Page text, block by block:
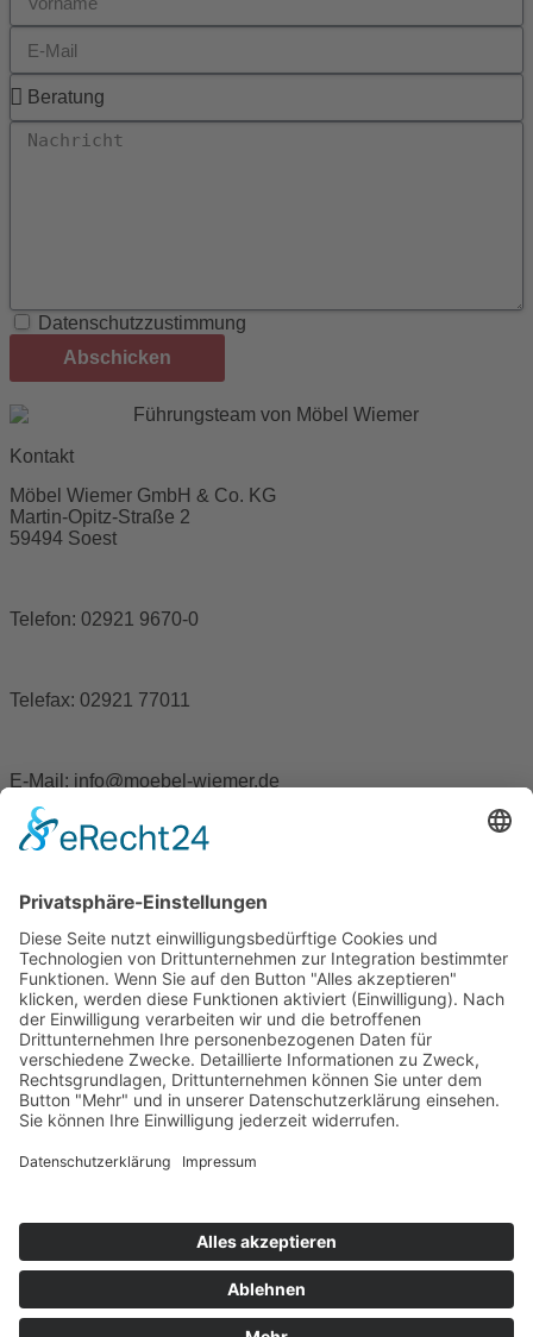
Datenschutzzustimmung
Abschicken
Kontakt
Möbel Wiemer GmbH & Co. KG
Martin-Opitz-Straße 2
59494 Soest
Telefon: 02921 9670-0
Telefax: 02921 77011
E-Mail: info@moebel-wiemer.de
Montag – Freitag 10 – 19 Uhr
Das Unternehmen
Philosophie
Team
Karriere
Folgen Sie uns
Sortiment
Services
Restaurant
Aktuelles
© 2026 Möbel Wiemer GmbH & Co. KG